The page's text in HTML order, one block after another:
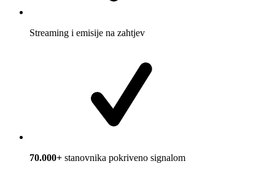
Streaming i emisije na zahtjev
70.000+ stanovnika pokriveno signalom